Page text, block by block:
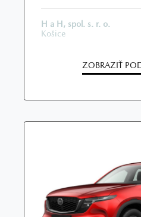
H a H, spol. s. r. o.
Košice
ZOBRAZIŤ